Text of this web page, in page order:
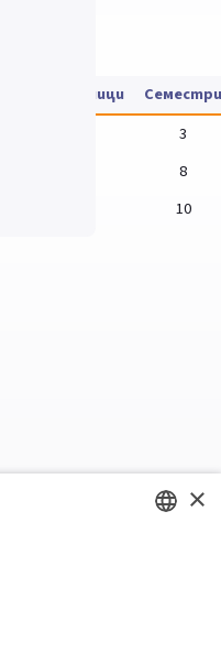
Цени на учебници
Семестри
3
8
10
×